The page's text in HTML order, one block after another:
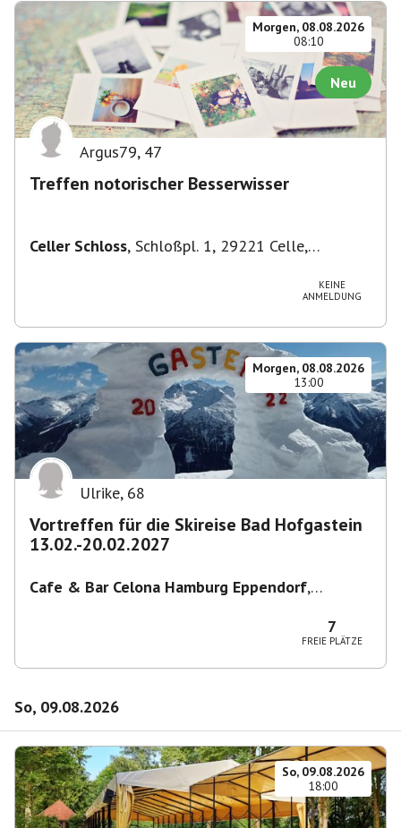
Morgen, 08.08.2026
08:10
Neu
Argus79, 47
Treffen notorischer Besserwisser
Celler Schloss, Schloßpl. 1, 29221 Celle,
KEINE
ANMELDUNG
Morgen, 08.08.2026
13:00
Ulrike, 68
Vortreffen für die Skireise Bad Hofgastein
13.02.-20.02.2027
Cafe & Bar Celona Hamburg Eppendorf,
7
FREIE PLÄTZE
So, 09.08.2026
So, 09.08.2026
18:00